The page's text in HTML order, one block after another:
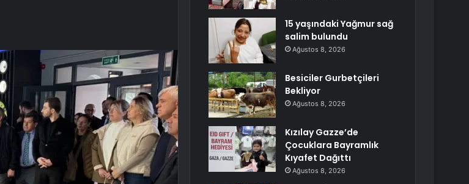
15 yaşındaki Yağmur sağ
salim bulundu
Ağustos 8, 2026
Besiciler Gurbetçileri
Bekliyor
Ağustos 8, 2026
Kızılay Gazze’de
Çocuklara Bayramlık
Kıyafet Dağıttı
Ağustos 8, 2026